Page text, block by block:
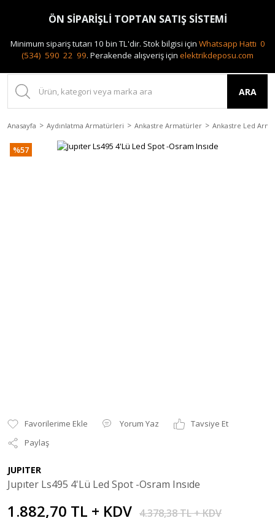
0(212) 240 87 88
ARA
Anasayfa Aydınlatma Armatürleri Ankastre Armatürler Ankastre Led
%57
Yorum Yaz
Tavsiye Et
Paylaş
JUPITER
Jupıter Ls495 4'Lü Led Spot -Osram Insıde
1.882,70 TL + KDV 4.378,38 TL + KDV
ÖN SİPARİŞLİ TOPTAN SATIŞ SİSTEMİ
Minimum sipariş tutarı 10 bin TL'dir. Stok bilgisi için Whatsapp Hattı 0
(534) 590 22 99. Perakende alışveriş için elektrikdeposu.com